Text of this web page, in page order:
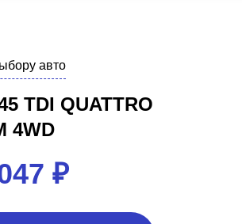
авто
TDI QUATTRO
4WD
₽